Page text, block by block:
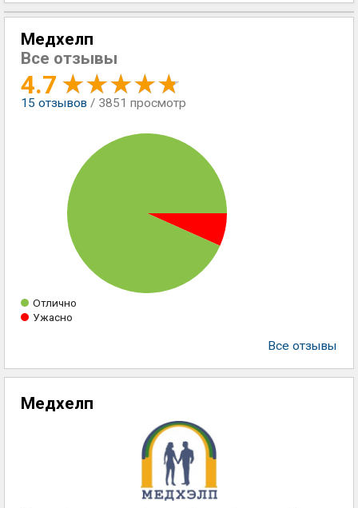
Медхелп
Все отзывы
4.7
15 отзывов / 3851 просмотр
Отлично
Ужасно
Все отзывы
Медхелп